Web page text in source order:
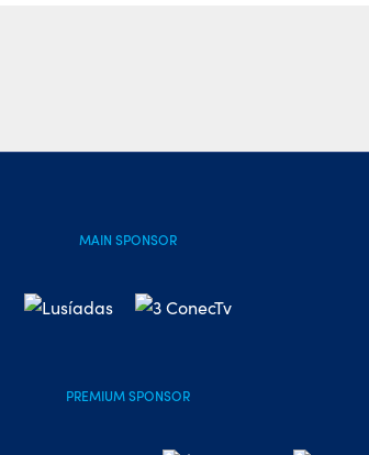
MAIN SPONSOR
PREMIUM SPONSOR